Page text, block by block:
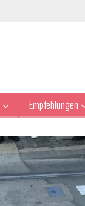
Empfehlungen